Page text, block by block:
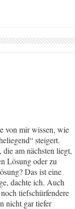
von mir wissen, wie
steigert.
am nächsten liegt,
Lösung oder zu
Das ist eine
dachte ich. Auch
tiefschürfendere
nicht gar tiefer